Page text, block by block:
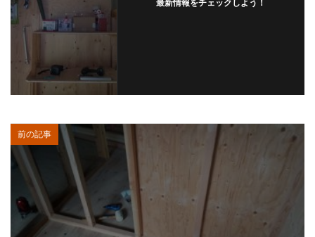
最新情報をチェックしよう！
前の記事